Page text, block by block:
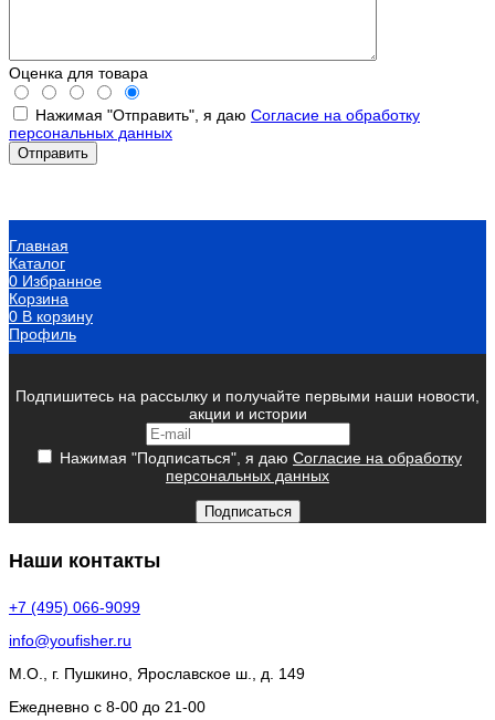
Оценка для товара
Нажимая "Отправить", я даю Согласие на обработку
персональных данных
Главная
Каталог
0 Избранное
Корзина
0 В корзину
Профиль
Подпишитесь на рассылку и получайте первыми наши новости,
акции и истории
Нажимая "Подписаться", я даю Согласие на обработку
персональных данных
Подписаться
Наши контакты
+7 (495) 066-9099
info@youfisher.ru
М.О., г. Пушкино, Ярославское ш., д. 149
Ежедневно с 8-00 до 21-00